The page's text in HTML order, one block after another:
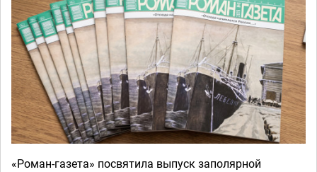
«Роман-газета» посвятила выпуск заполярной